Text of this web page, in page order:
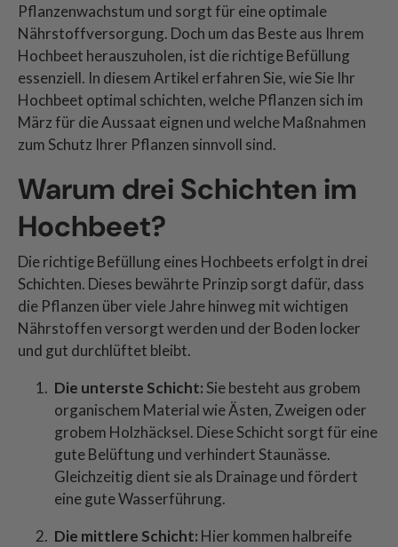
Pflanzenwachstum und sorgt für eine optimale
Nährstoffversorgung. Doch um das Beste aus Ihrem
Hochbeet herauszuholen, ist die richtige Befüllung
essenziell. In diesem Artikel erfahren Sie, wie Sie Ihr
Hochbeet optimal schichten, welche Pflanzen sich im
März für die Aussaat eignen und welche Maßnahmen
zum Schutz Ihrer Pflanzen sinnvoll sind.
Warum drei Schichten im
Hochbeet?
Die richtige Befüllung eines Hochbeets erfolgt in drei
Schichten. Dieses bewährte Prinzip sorgt dafür, dass
die Pflanzen über viele Jahre hinweg mit wichtigen
Nährstoffen versorgt werden und der Boden locker
und gut durchlüftet bleibt.
Die unterste Schicht:Sie besteht aus grobem
organischem Material wie Ästen, Zweigen oder
grobem Holzhäcksel. Diese Schicht sorgt für eine
gute Belüftung und verhindert Staunässe.
Gleichzeitig dient sie als Drainage und fördert
eine gute Wasserführung.
Die mittlere Schicht: Hier kommen halbreife